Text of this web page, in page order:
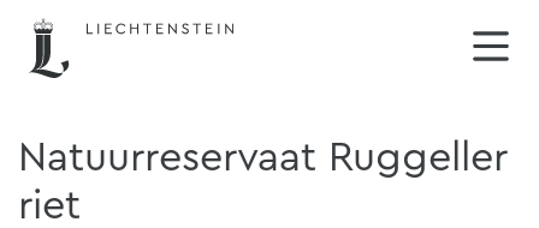
Natuurreservaat Ruggeller
riet